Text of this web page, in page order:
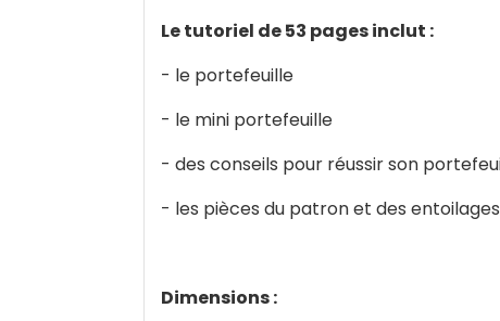
Le tutoriel de 53 pages inclut :
- le portefeuille
- le mini portefeuille
- des conseils pour réussir son
- les pièces du patron et des entoilages
Dimensions :